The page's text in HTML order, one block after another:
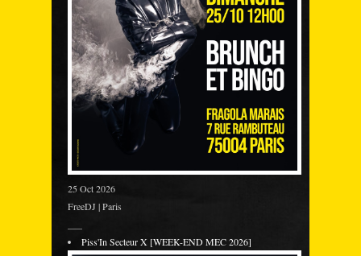
25 Oct 2026
FreeDJ | Paris
Piss'In Secteur X [WEEK-END MEC 2026]